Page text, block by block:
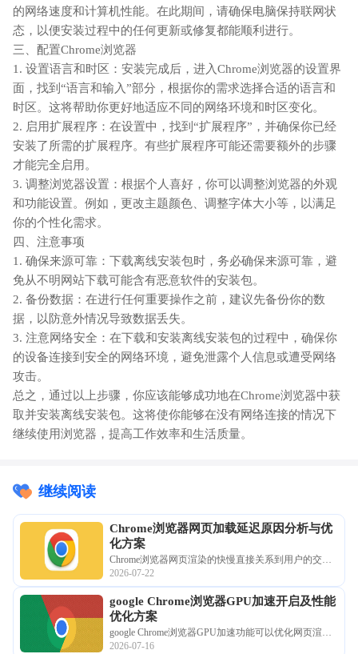
的网络速度和计算机性能。在此期间，请确保电脑保持联网状
态，以便安装过程中的任何更新或修复都能顺利进行。
三、配置Chrome浏览器
1. 设置语言和时区：安装完成后，进入Chrome浏览器的设置界
面，找到“语言和输入”部分，根据你的需求选择合适的语言和
时区。这将帮助你更好地适应不同的网络环境和时区变化。
2. 启用扩展程序：在设置中，找到“扩展程序”，并确保你已经
安装了所需的扩展程序。有些扩展程序可能还需要额外的步骤
才能完全启用。
3. 调整浏览器设置：根据个人喜好，你可以调整浏览器的外观
和功能设置。例如，更改主题颜色、调整字体大小等，以满足
你的个性化需求。
四、注意事项
1. 确保来源可靠：下载离线安装包时，务必确保来源可靠，避
免从不明网站下载可能含有恶意软件的安装包。
2. 备份数据：在进行任何重要操作之前，建议先备份你的数
据，以防意外情况导致数据丢失。
3. 注意网络安全：在下载和安装离线安装包的过程中，确保你
的设备连接到安全的网络环境，避免泄露个人信息或遭受网络
攻击。
总之，通过以上步骤，你应该能够成功地在Chrome浏览器中获
取并安装离线安装包。这将使你能够在没有网络连接的情况下
继续使用浏览器，提高工作效率和生活质量。
继续阅读
Chrome浏览器网页加载延迟原因分析与优
化方案
Chrome浏览器网页渲染的快慢直接关系到用户的交互
手感。深入解析如何利用控制台监控资源请求耗时，
通过优化渲染管线及精简后台进程，显著消除复杂页
面的滚动延迟与渲染白屏，为您总结出一套行之有效
的加载优化方案，确保在各种网络环境下瞬刻开启。
2026-07-22
google Chrome浏览器GPU加速开启及性能
优化方案
google Chrome浏览器GPU加速功能可以优化网页渲染
和视频播放速度。本文介绍开启方法及性能优化方
2026-07-16